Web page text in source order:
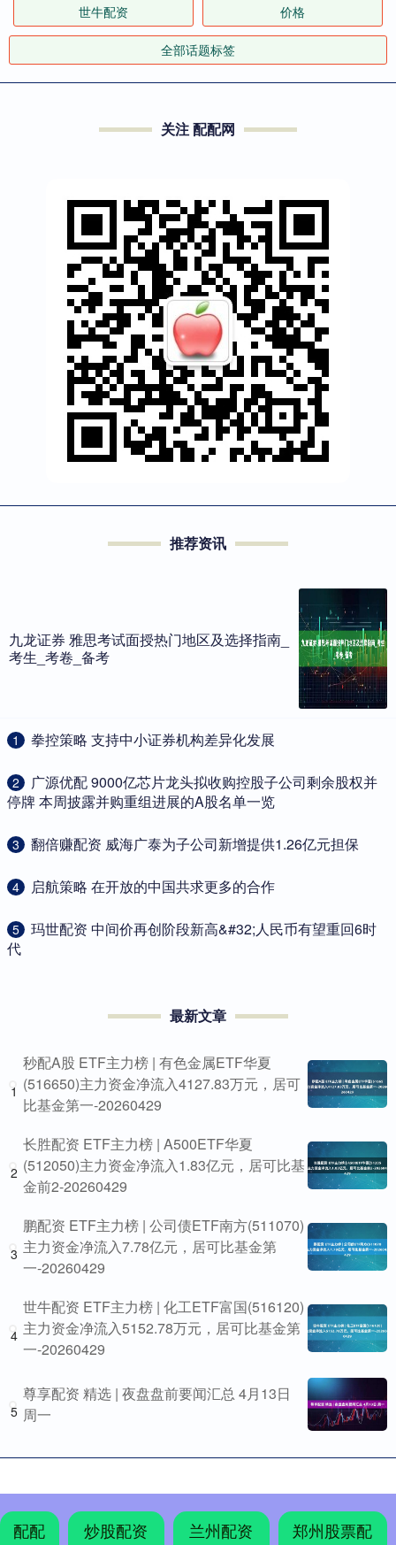
世牛配资 价格
全部话题标签
关注 配配网
推荐资讯
九龙证券 雅思考试面授热门地区及选择指南_
考生_考卷_备考
1 ​拳控策略 支持中小证券机构差异化发展
2
​广源优配 9000亿芯片龙头拟收购控股子公司剩余股权并
停牌 本周披露并购重组进展的A股名单一览
3 ​翻倍赚配资 威海广泰为子公司新增提供1.26亿元担保
4 ​启航策略 在开放的中国共求更多的合作
5
​玛世配资 中间价再创阶段新高&#32;人民币有望重回6时
代
最新文章
1
秒配A股 ETF主力榜 | 有色金属ETF华夏
(516650)主力资金净流入4127.83万元，居可
比基金第一-20260429
2
长胜配资 ETF主力榜 | A500ETF华夏
(512050)主力资金净流入1.83亿元，居可比基
金前2-20260429
3
鹏配资 ETF主力榜 | 公司债ETF南方(511070)
主力资金净流入7.78亿元，居可比基金第
一-20260429
4
世牛配资 ETF主力榜 | 化工ETF富国(516120)
主力资金净流入5152.78万元，居可比基金第
一-20260429
5
尊享配资 精选 | 夜盘盘前要闻汇总 4月13日
周一
配配
炒股配资
兰州配资
郑州股票配